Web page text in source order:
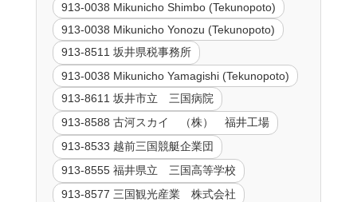
913-0038 Mikunicho Shimbo (Tekunopoto)
913-0038 Mikunicho Yonozu (Tekunopoto)
913-8511 坂井県税事務所
913-0038 Mikunicho Yamagishi (Tekunopoto)
913-8611 坂井市立 三国病院
913-8588 古河スカイ （株） 福井工場
913-8533 越前三国競艇企業団
913-8555 福井県立 三国高等学校
913-8577 三国観光産業 株式会社